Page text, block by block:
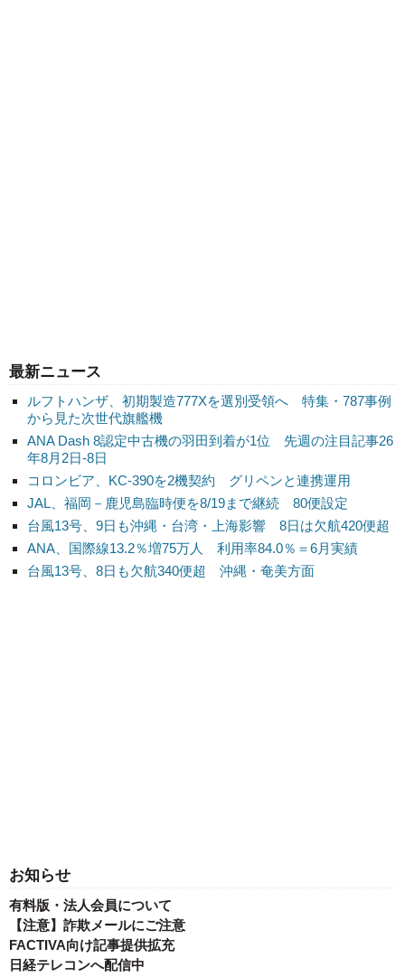
最新ニュース
ルフトハンザ、初期製造777Xを選別受領へ 特集・787事例
から見た次世代旗艦機
ANA Dash 8認定中古機の羽田到着が1位 先週の注目記事26
年8月2日-8日
コロンビア、KC-390を2機契約 グリペンと連携運用
JAL、福岡－鹿児島臨時便を8/19まで継続 80便設定
台風13号、9日も沖縄・台湾・上海影響 8日は欠航420便超
ANA、国際線13.2％増75万人 利用率84.0％＝6月実績
台風13号、8日も欠航340便超 沖縄・奄美方面
お知らせ
有料版・法人会員について
【注意】詐欺メールにご注意
FACTIVA向け記事提供拡充
日経テレコンへ配信中